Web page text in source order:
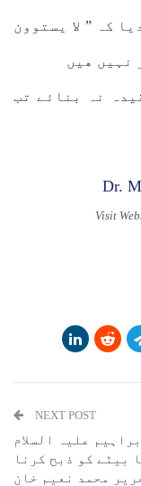
کہ ” لا یستوون
نہیں ھیں
نہ بنائے تب
Visit
NEXT POST
علیہ السلام
بیٹے کو ذبح کرنا
محمد نعیم خان